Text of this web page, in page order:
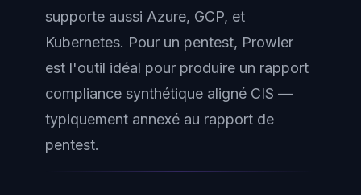
supporte aussi Azure, GCP, et
Kubernetes. Pour un pentest, Prowler
est l'outil idéal pour produire un rapport
compliance synthétique aligné CIS —
typiquement annexé au rapport de
pentest.